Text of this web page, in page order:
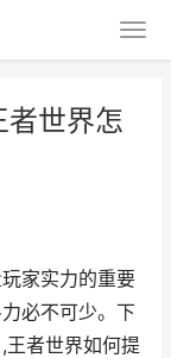
者世界怎
家实力的重要
必不可少。下
王者世界如何提